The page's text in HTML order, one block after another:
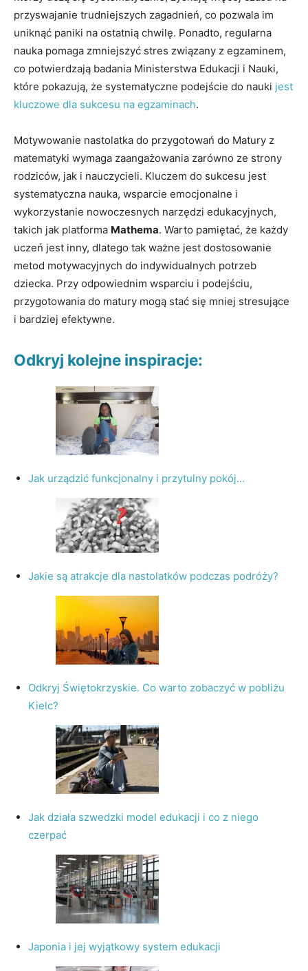
przyswajanie trudniejszych zagadnień, co pozwala im
uniknąć paniki na ostatnią chwilę. Ponadto, regularna
nauka pomaga zmniejszyć stres związany z egzaminem,
co potwierdzają badania Ministerstwa Edukacji i Nauki,
które pokazują, że systematyczne podejście do nauki jest
kluczowe dla sukcesu na egzaminach.
Motywowanie nastolatka do przygotowań do Matury z
matematyki wymaga zaangażowania zarówno ze strony
rodziców, jak i nauczycieli. Kluczem do sukcesu jest
systematyczna nauka, wsparcie emocjonalne i
wykorzystanie nowoczesnych narzędzi edukacyjnych,
takich jak platforma Mathema. Warto pamiętać, że każdy
uczeń jest inny, dlatego tak ważne jest dostosowanie
metod motywacyjnych do indywidualnych potrzeb
dziecka. Przy odpowiednim wsparciu i podejściu,
przygotowania do matury mogą stać się mniej stresujące
i bardziej efektywne.
Odkryj kolejne inspiracje:
Jak urządzić funkcjonalny i przytulny pokój…
Jakie są atrakcje dla nastolatków podczas podróży?
Odkryj Świętokrzyskie. Co warto zobaczyć w pobliżu
Kielc?
Jak działa szwedzki model edukacji i co z niego
czerpać
Japonia i jej wyjątkowy system edukacji